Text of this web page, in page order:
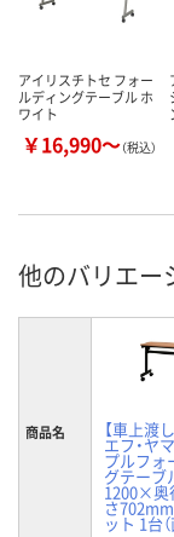
アイリスチトセ フォー
ルディングテーブル ホ
ワイト
￥16,990～（税込）
他のバリエー
商品名 【車上渡
エフ・ヤ
プルフォ
グテーブ
1200×
さ
ット 1台